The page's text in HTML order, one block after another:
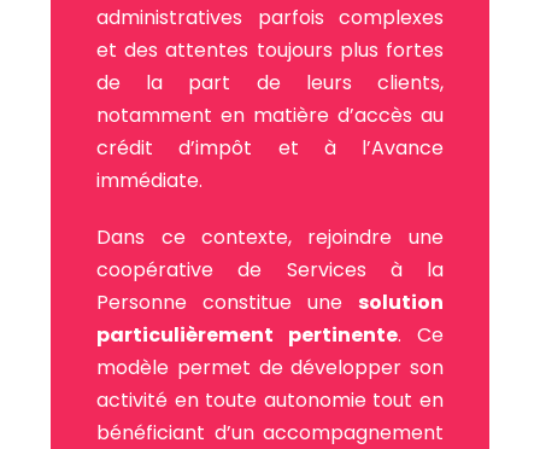
administratives parfois complexes
et des attentes toujours plus fortes
de la part de leurs clients,
notamment en matière d’accès au
crédit d’impôt et à l’Avance
immédiate.
Dans ce contexte, rejoindre une
coopérative de Services à la
Personne constitue une solution
particulièrement pertinente. Ce
modèle permet de développer son
activité en toute autonomie tout en
bénéficiant d’un accompagnement